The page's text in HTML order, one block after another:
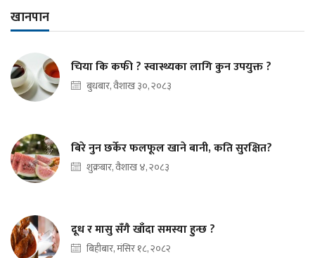
खानपान
चिया कि कफी ? स्वास्थ्यका लागि कुन उपयुक्त ?
बुधबार, वैशाख ३०, २०८३
बिरे नुन छर्केर फलफूल खाने बानी, कति सुरक्षित?
शुक्रबार, वैशाख ४, २०८३
दूध र मासु सँगै खाँदा समस्या हुन्छ ?
बिहीबार, मंसिर १८, २०८२